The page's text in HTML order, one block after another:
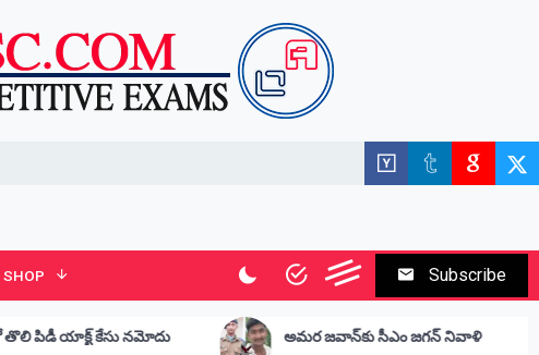
SHOP Subscribe
అమర జవాన్‌కు సీఎం జగన్ నివాళి